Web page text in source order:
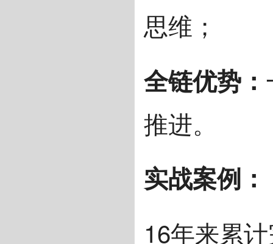
思维；
全链优势：
推进。
实战案例：
16年来累